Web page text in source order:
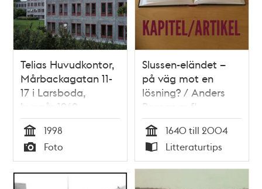
Telias Huvudkontor,
Mårbackagatan 11-
17 i Larsboda,
byggår 1969
Tid
1998
Typ
Foto
Slussen-eländet –
på väg mot en
lösning? / Anders
Roman m.fl.
Tid
1640 till 2004
Typ
Litteraturtips